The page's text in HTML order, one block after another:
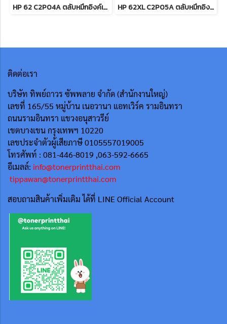
HP 62 C2P04A ตลับหมึกอิงค์เจ็ท สีดำ HP 62XL C2P05A ตลับหมึกอิงค์เจ็ท สีดำ
ติดต่อเรา
บริษัท ทิพย์ถาวร ซัพพลาย จำกัด (สำนักงานใหญ่)
เลขที่ 165/55 หมู่บ้าน เนอวานา แอทเวิร์ค รามอินทรา
ถนนรามอินทรา แขวงอนุสาวรีย์
เขตบางเขน กรุงเทพฯ 10220
เลขประจำตัวผู้เสียภาษี 0105557019005
โทรศัพท์ : 081-446-8019 ,063-592-6665
อีเมลล์: info@tonerprintthai.com
tippawan@tonerprintthai.com
สอบถามสินค้าเพิ่มเติม ได้ที่ LINE Official Account